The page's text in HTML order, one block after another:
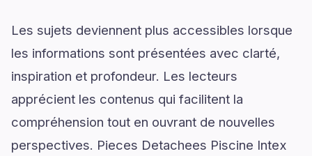
Les sujets deviennent plus accessibles lorsque
les informations sont présentées avec clarté,
inspiration et profondeur. Les lecteurs
apprécient les contenus qui facilitent la
compréhension tout en ouvrant de nouvelles
perspectives. Pieces Detachees Piscine Intex